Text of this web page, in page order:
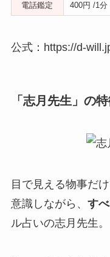
電話鑑定 400円 /1分
公式： https://d-
「志月先生」の
目で見える物事だ
意識しながら、 す
ル占いの志月先生。